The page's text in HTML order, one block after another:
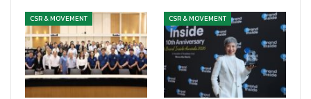
CSR & MOVEMENT CSR & MOVEMENT